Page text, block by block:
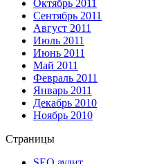
Октябрь 2011
Сентябрь 2011
Август 2011
Июль 2011
Июнь 2011
Май 2011
Февраль 2011
Январь 2011
Декабрь 2010
Ноябрь 2010
Страницы